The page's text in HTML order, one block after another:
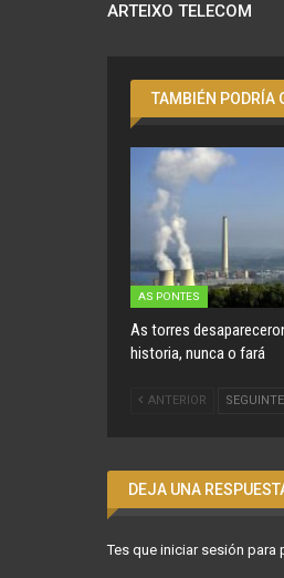
ARTEIXO TELECOM
TAMBIÉN PODRÍA
AS PONTES
As torres
historia, nunca o fará
ANTERIOR SEGUINTE
DEJA UNA
Tes que iniciar sesión para